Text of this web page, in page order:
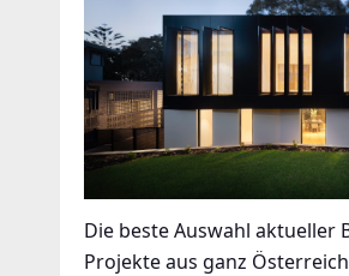
Die beste Auswahl aktueller
Projekte aus ganz